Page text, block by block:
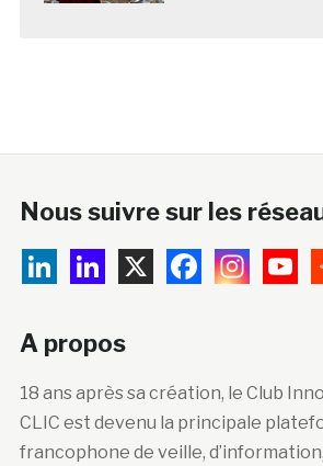
Nous suivre sur les
A propos
18 ans après sa création, le Club
CLIC est devenu la principale
francophone de veille,